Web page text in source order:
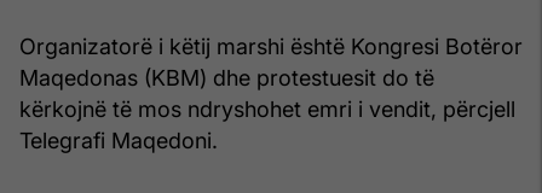
Organizatorë i këtij marshi është Kongresi Botëror
Maqedonas (KBM) dhe protestuesit do të
kërkojnë të mos ndryshohet emri i vendit, përcjell
Telegrafi Maqedoni.